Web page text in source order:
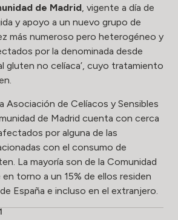
de Madrid, vigente a día de
y apoyo a un nuevo grupo de
más numeroso pero heterogéneo y
por la denominada desde
gluten no celíaca’, cuyo tratamiento
Asociación de Celíacos y Sensibles
de Madrid cuenta con cerca
por alguna de las
con el consumo de
La mayoría son de la Comunidad
torno a un 15% de ellos residen
España e incluso en el extranjero.